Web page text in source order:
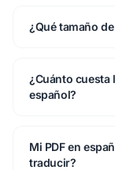
¿Qué tamaño
¿Cuánto cuesta
español?
Mi PDF en
traducir?